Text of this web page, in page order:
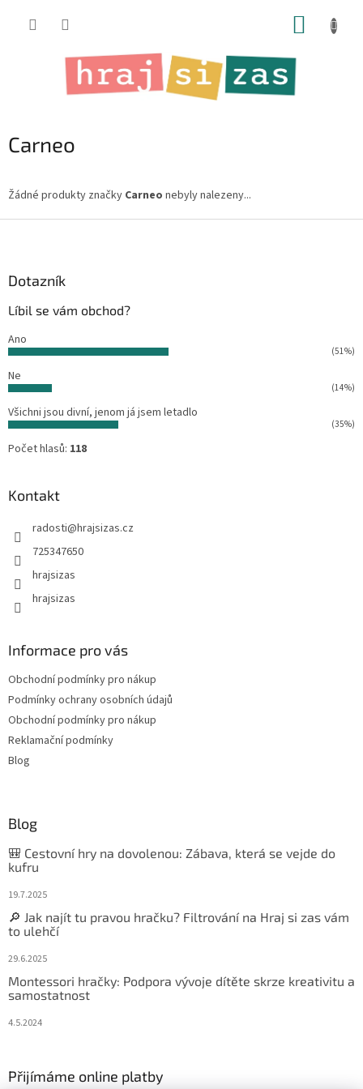
Carneo
Žádné produkty značky Carneo nebyly nalezeny...
Dotazník
Líbil se vám obchod?
Ano
(51%)
Ne
(14%)
Všichni jsou divní, jenom já jsem letadlo
(35%)
Počet hlasů: 118
Kontakt
radosti@hrajsizas.cz
725347650
hrajsizas
hrajsizas
Informace pro vás
Obchodní podmínky pro nákup
Podmínky ochrany osobních údajů
Obchodní podmínky pro nákup
Reklamační podmínky
Blog
Blog
🎒 Cestovní hry na dovolenou: Zábava, která se vejde do
kufru
19.7.2025
🔎 Jak najít tu pravou hračku? Filtrování na Hraj si zas vám
to ulehčí
29.6.2025
Montessori hračky: Podpora vývoje dítěte skrze kreativitu a
samostatnost
4.5.2024
Přijímáme online platby